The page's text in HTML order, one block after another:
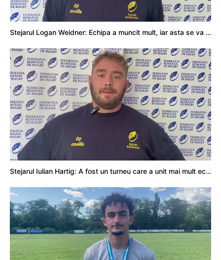
Stejarul Logan Weidner: Echipa a muncit mult, iar asta se va vedea în meciurile de la Nations Cup
Stejarul Iulian Hartig: A fost un turneu care a unit mai mult echipa